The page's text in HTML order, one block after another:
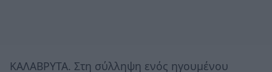
ΚΑΛΑΒΡΥΤΑ. Στη σύλληψη ενός ηγουμένου